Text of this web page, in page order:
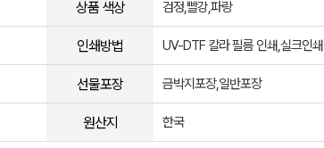
상품 색상 검정,빨강,파랑
인쇄방법 UV-DTF 칼라 필름 인쇄,실크인쇄
선물포장 금박지포장,일반포장
원산지 한국